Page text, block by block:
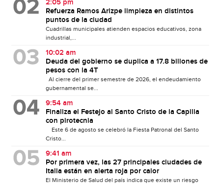
2:05 pm
Refuerza Ramos Arizpe limpieza en distintos
puntos de la ciudad
Cuadrillas municipales atienden espacios educativos, zona
industrial,...
10:02 am
Deuda del gobierno se duplica a 17.8 billones de
pesos con la 4T
Al cierre del primer semestre de 2026, el endeudamiento
gubernamental se...
9:54 am
Finaliza el Festejo al Santo Cristo de la Capilla
con pirotecnia
Este 6 de agosto se celebró la Fiesta Patronal del Santo
Cristo...
9:41 am
Por primera vez, las 27 principales ciudades de
Italia están en alerta roja por calor
El Ministerio de Salud del país indica que existe un riesgo